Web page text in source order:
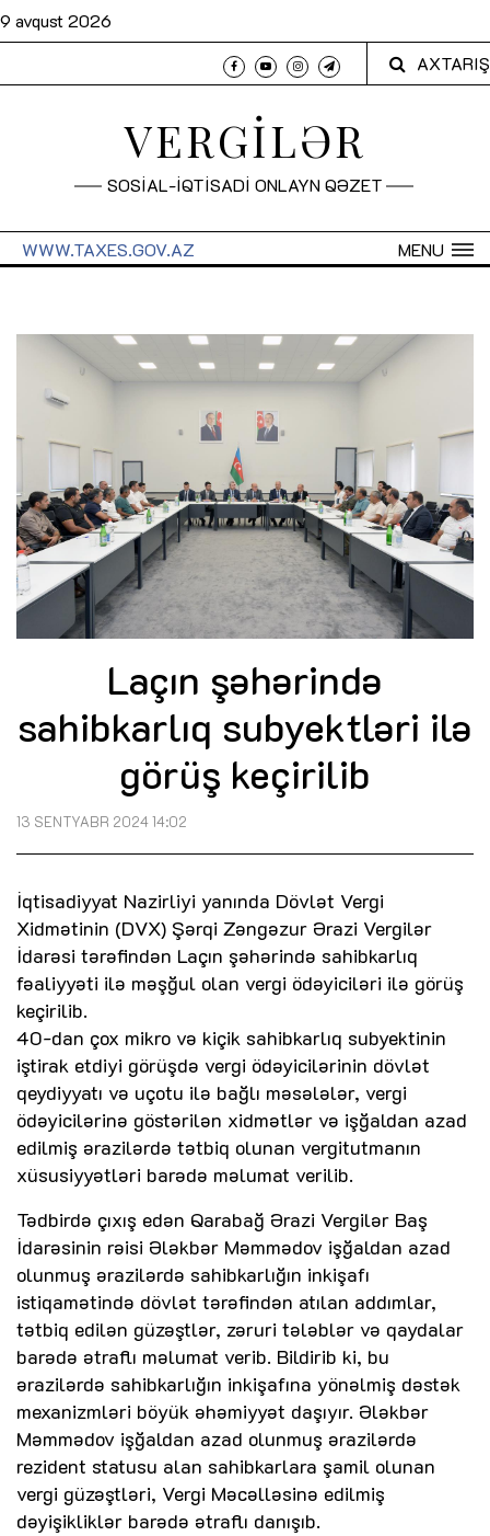
9 avqust 2026
AXTARIŞ
VERGİLƏR
SOSİAL-İQTİSADİ ONLAYN QƏZET
MENU
WWW.TAXES.GOV.AZ
Laçın şəhərində
sahibkarlıq subyektləri ilə
görüş keçirilib
13 SENTYABR 2024 14:02
İqtisadiyyat Nazirliyi yanında Dövlət Vergi
Xidmətinin (DVX) Şərqi Zəngəzur Ərazi Vergilər
İdarəsi tərəfindən Laçın şəhərində sahibkarlıq
fəaliyyəti ilə məşğul olan vergi ödəyiciləri ilə görüş
keçirilib.
40-dan çox mikro və kiçik sahibkarlıq subyektinin
iştirak etdiyi görüşdə vergi ödəyicilərinin dövlət
qeydiyyatı və uçotu ilə bağlı məsələlər, vergi
ödəyicilərinə göstərilən xidmətlər və işğaldan azad
edilmiş ərazilərdə tətbiq olunan vergitutmanın
xüsusiyyətləri barədə məlumat verilib.
Tədbirdə çıxış edən Qarabağ Ərazi Vergilər Baş
İdarəsinin rəisi Ələkbər Məmmədov işğaldan azad
olunmuş ərazilərdə sahibkarlığın inkişafı
istiqamətində dövlət tərəfindən atılan addımlar,
tətbiq edilən güzəştlər, zəruri tələblər və qaydalar
barədə ətraflı məlumat verib. Bildirib ki, bu
ərazilərdə sahibkarlığın inkişafına yönəlmiş dəstək
mexanizmləri böyük əhəmiyyət daşıyır. Ələkbər
Məmmədov işğaldan azad olunmuş ərazilərdə
rezident statusu alan sahibkarlara şamil olunan
vergi güzəştləri, Vergi Məcəlləsinə edilmiş
dəyişikliklər barədə ətraflı danışıb.